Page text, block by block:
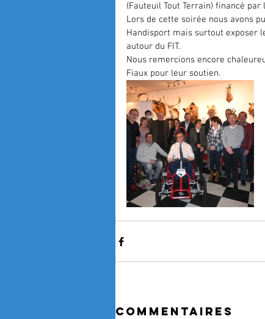
(Fauteuil Tout Terrain) financé par
Lors de cette soirée nous avons
Handisport mais surtout exposer
autour du FIT.
Nous remercions encore
Fiaux pour leur soutien.
Commentaires